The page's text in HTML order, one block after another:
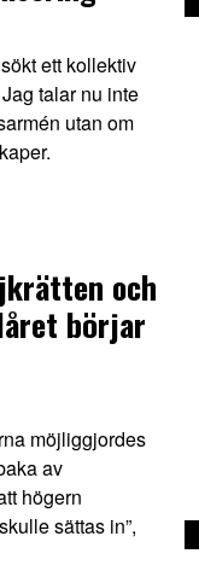
ett kollektiv
talar nu inte
utan om
och
börjar
möjliggjordes
av
högern
sättas in”,